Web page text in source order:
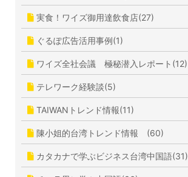
実食！ワイズ御用達飲食店(27)
ぐるぽ広告活用事例(1)
ワイズ全社会議 極秘潜入レポート(12)
テレワーク経験談(5)
TAIWANトレンド情報(11)
陳小姐的台湾トレンド情報 (60)
カタカナで学ぶビジネス台湾中国語(31)